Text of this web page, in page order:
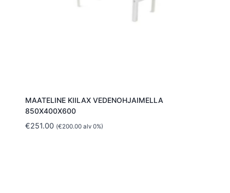
MAATELINE KIILAX VEDENOHJAIMELLA
850X400X600
€251.00 (€200.00alv 0%)